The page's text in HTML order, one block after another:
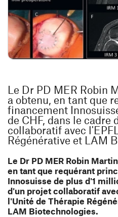
Le Dr PD MER Robin
a obtenu, en tant que
financement
de CHF, dans le cadre
collaboratif avec
Régénérative et LAM
Le Dr PD MER Robin
en tant que requérant
Innosuisse de plus d'1
d'un projet collaboratif
l'Unité de Thérapie
LAM Biotechnologies.